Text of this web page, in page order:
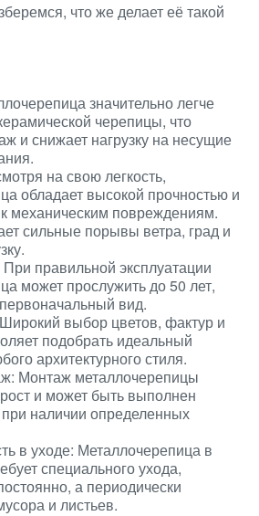
что же делает её такой
значительно легче
черепицы, что
и снижает нагрузку на несущие
на свою легкость,
обладает высокой прочностью и
механическим повреждениям.
сильные порывы ветра, град и
При правильной эксплуатации
может прослужить до 50 лет,
вид.
выбор цветов, фактур и
подобрать идеальный
архитектурного стиля.
Монтаж металлочерепицы
и может быть выполнен
наличии определенных
в уходе: Металлочерепица в
специального ухода,
а периодически
и листьев.